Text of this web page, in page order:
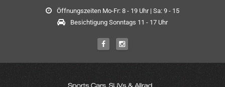
Öffnungszeiten Mo-Fr: 8 - 19 Uhr | Sa: 9 - 15
Besichtigung Sonntags 11 - 17 Uhr